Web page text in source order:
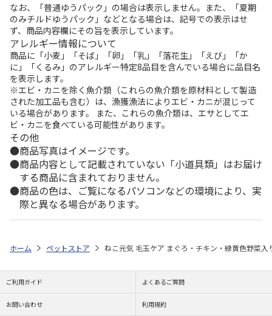
なお、「普通ゆうパック」の場合は表示しません。また、「夏期
のみチルドゆうパック」などとなる場合は、記号での表示はせ
ず、商品内容欄にその旨を表示しています。
アレルギー情報について
商品に「小麦」「そば」「卵」「乳」「落花生」「えび」「か
に」「くるみ」のアレルギー特定8品目を含んでいる場合に品目名
を表示します。
※エビ・カニを除く魚介類（これらの魚介類を原材料として製造
された加工品も含む）は、漁獲漁法によりエビ・カニが混じって
いる場合があります。 また、これらの魚介類は、エサとしてエ
ビ・カニを食べている可能性があります。
その他
商品写真はイメージです。
商品内容として記載されていない「小道具類」はお届け
する商品に含まれておりません。
商品の色は、ご覧になるパソコンなどの環境により、実
際と異なる場合があります。
ホーム ペットストア ねこ元気 毛玉ケア まぐろ・チキン・緑黄色野菜入
ご利用ガイド よくあるご質問
お問い合わせ 利用規約